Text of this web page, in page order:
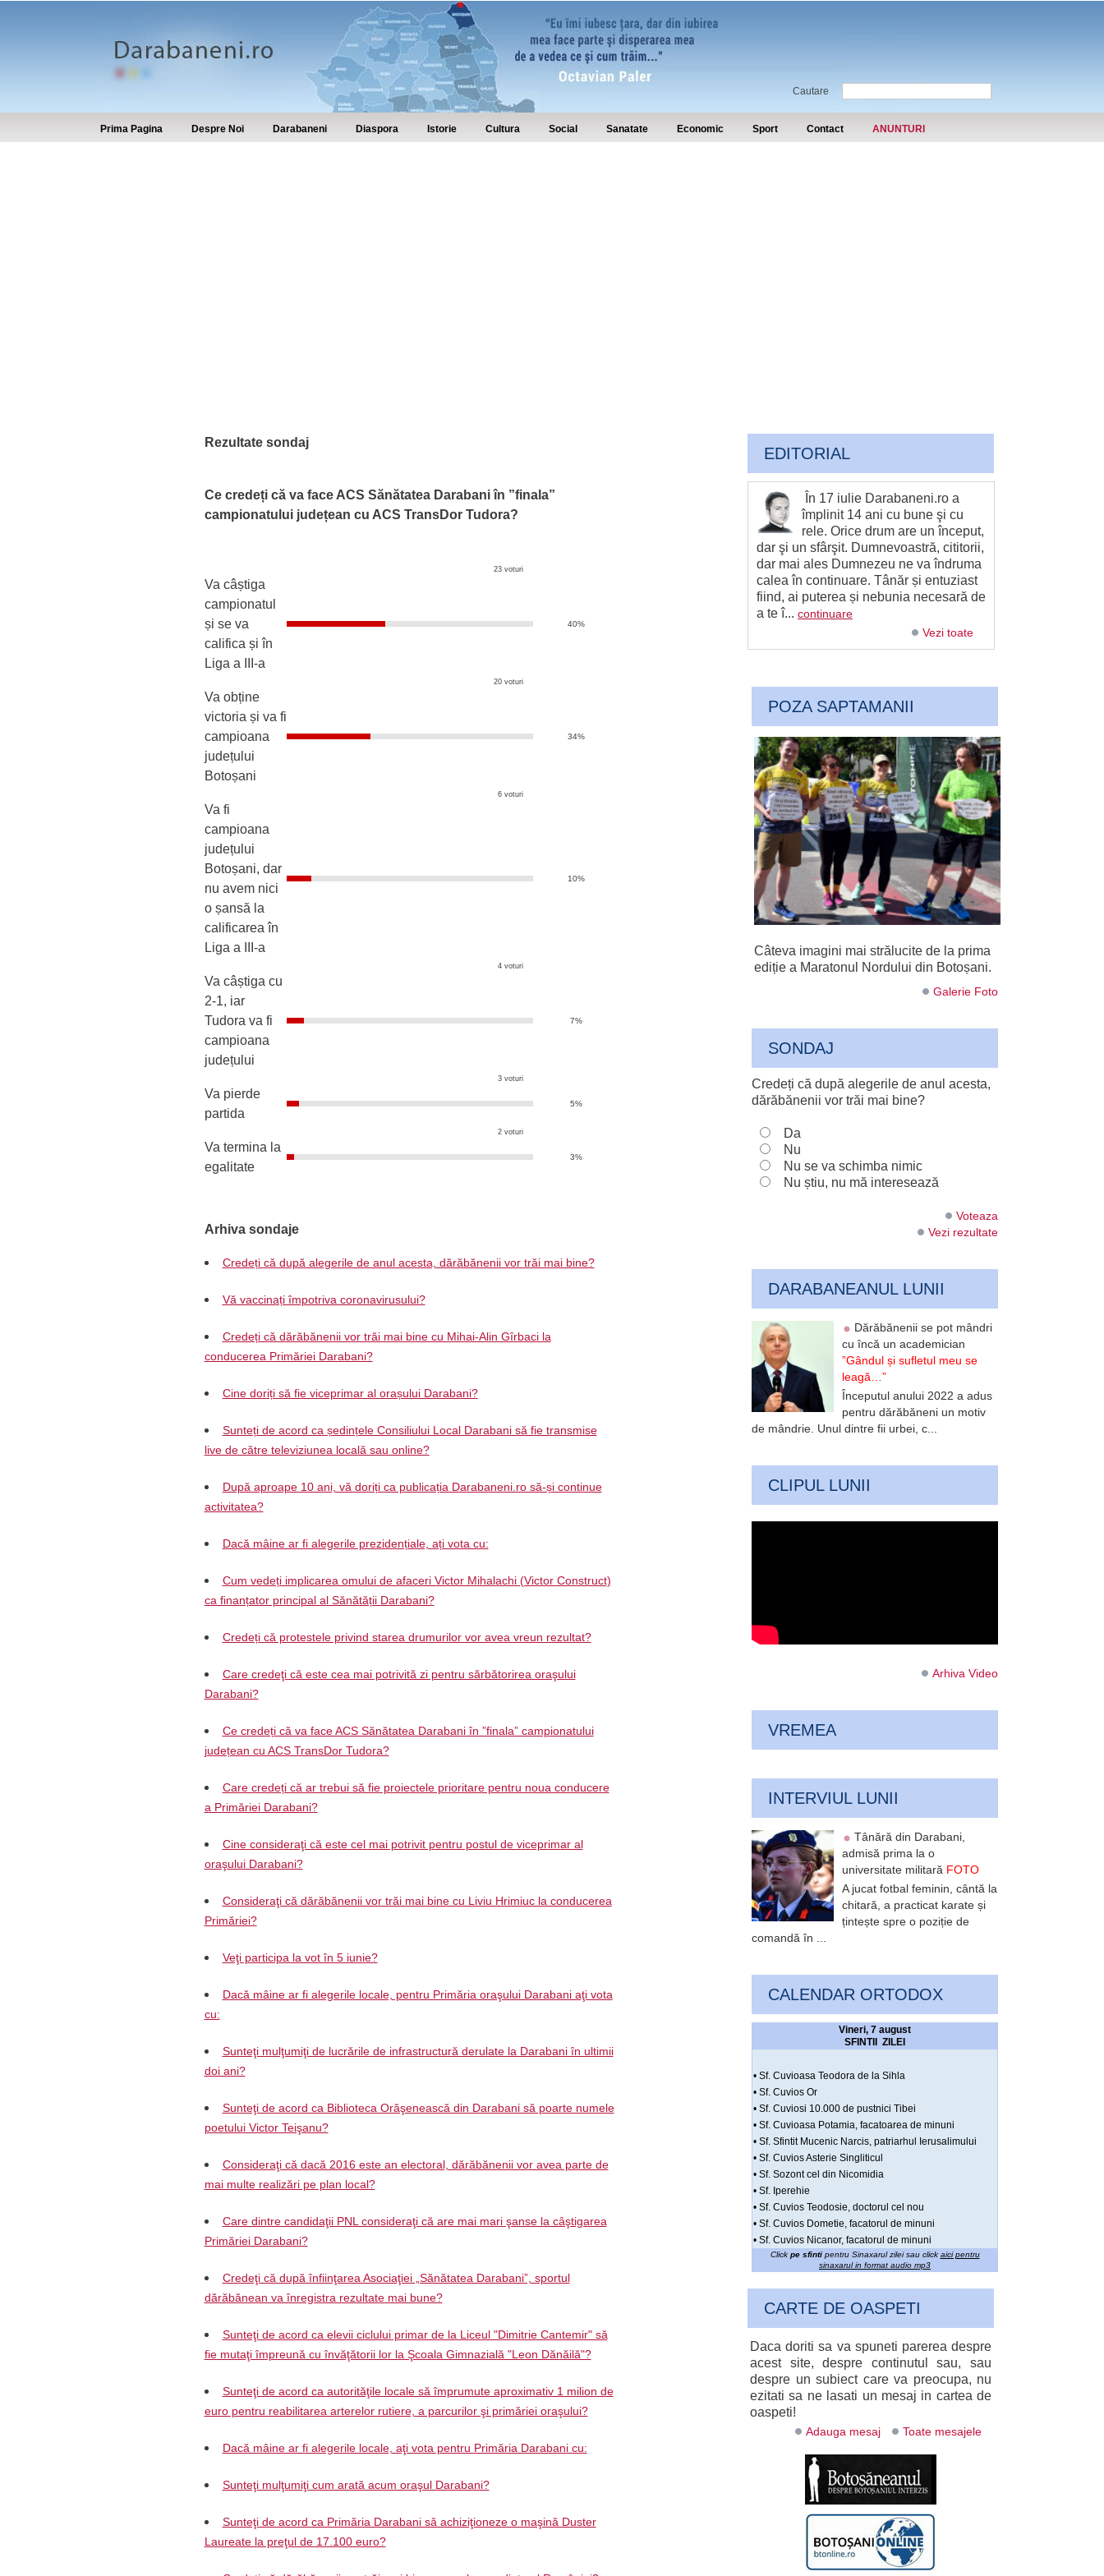
Cautare
Prima Pagina Despre Noi Darabaneni Diaspora Istorie Cultura Social Sanatate Economic Sport Contact ANUNTURI
Rezultate sondaj
Ce credeți că va face ACS Sănătatea Darabani în ”finala”
campionatului județean cu ACS TransDor Tudora?
23 voturi
Va câștiga
campionatul
și se va
califica și în
Liga a III-a
40%
20 voturi
Va obține
victoria și va fi
campioana
județului
Botoșani
34%
6 voturi
Va fi
campioana
județului
Botoșani, dar
nu avem nici
o șansă la
calificarea în
Liga a III-a
10%
4 voturi
Va câștiga cu
2-1, iar
Tudora va fi
campioana
județului
7%
3 voturi
Va pierde
partida
5%
2 voturi
Va termina la
egalitate
3%
Arhiva sondaje
Credeți că după alegerile de anul acesta, dărăbănenii vor trăi mai bine?
Vă vaccinați împotriva coronavirusului?
Credeți că dărăbănenii vor trăi mai bine cu Mihai-Alin Gîrbaci la
conducerea Primăriei Darabani?
Cine doriți să fie viceprimar al orașului Darabani?
Sunteți de acord ca ședințele Consiliului Local Darabani să fie transmise
live de către televiziunea locală sau online?
După aproape 10 ani, vă doriți ca publicația Darabaneni.ro să-și continue
activitatea?
Dacă mâine ar fi alegerile prezidențiale, ați vota cu:
Cum vedeți implicarea omului de afaceri Victor Mihalachi (Victor Construct)
ca finanțator principal al Sănătății Darabani?
Credeți că protestele privind starea drumurilor vor avea vreun rezultat?
Care credeţi că este cea mai potrivită zi pentru sărbătorirea oraşului
Darabani?
Ce credeți că va face ACS Sănătatea Darabani în ”finala” campionatului
județean cu ACS TransDor Tudora?
Care credeți că ar trebui să fie proiectele prioritare pentru noua conducere
a Primăriei Darabani?
Cine consideraţi că este cel mai potrivit pentru postul de viceprimar al
oraşului Darabani?
Consideraţi că dărăbănenii vor trăi mai bine cu Liviu Hrimiuc la conducerea
Primăriei?
Veţi participa la vot în 5 iunie?
Dacă mâine ar fi alegerile locale, pentru Primăria oraşului Darabani aţi vota
cu:
Sunteţi mulţumiţi de lucrările de infrastructură derulate la Darabani în ultimii
doi ani?
Sunteţi de acord ca Biblioteca Orăşenească din Darabani să poarte numele
poetului Victor Teişanu?
Consideraţi că dacă 2016 este an electoral, dărăbănenii vor avea parte de
mai multe realizări pe plan local?
Care dintre candidaţii PNL consideraţi că are mai mari şanse la câştigarea
Primăriei Darabani?
Credeţi că după înfiinţarea Asociaţiei „Sănătatea Darabani”, sportul
dărăbănean va înregistra rezultate mai bune?
Sunteţi de acord ca elevii ciclului primar de la Liceul "Dimitrie Cantemir" să
fie mutaţi împreună cu învăţătorii lor la Şcoala Gimnazială "Leon Dănăilă"?
Sunteţi de acord ca autorităţile locale să împrumute aproximativ 1 milion de
euro pentru reabilitarea arterelor rutiere, a parcurilor şi primăriei oraşului?
Dacă mâine ar fi alegerile locale, aţi vota pentru Primăria Darabani cu:
Sunteţi mulţumiţi cum arată acum oraşul Darabani?
Sunteţi de acord ca Primăria Darabani să achiziţioneze o maşină Duster
Laureate la preţul de 17.100 euro?
EDITORIAL
În 17 iulie Darabaneni.ro a
împlinit 14 ani cu bune şi cu
rele. Orice drum are un început,
dar şi un sfârşit. Dumnevoastră, cititorii,
dar mai ales Dumnezeu ne va îndruma
calea în continuare. Tânăr și entuziast
fiind, ai puterea și nebunia necesară de
a te î... continuare
Vezi toate
POZA SAPTAMANII
Câteva imagini mai strălucite de la prima
ediție a Maratonul Nordului din Botoșani.
Galerie Foto
SONDAJ
Credeți că după alegerile de anul acesta,
dărăbănenii vor trăi mai bine?
Da
Nu
Nu se va schimba nimic
Nu știu, nu mă interesează
Voteaza
Vezi rezultate
DARABANEANUL LUNII
Dărăbănenii se pot mândri
cu încă un academician
”Gândul și sufletul meu se
leagă…”
Începutul anului 2022 a adus
pentru dărăbăneni un motiv
de mândrie. Unul dintre fii urbei, c...
CLIPUL LUNII
Arhiva Video
VREMEA
INTERVIUL LUNII
Tânără din Darabani,
admisă prima la o
universitate militară FOTO
A jucat fotbal feminin, cântă la
chitară, a practicat karate și
țintește spre o poziție de
comandă în ...
CALENDAR ORTODOX
Vineri, 7 august
SFINTII ZILEI
• Sf. Cuvioasa Teodora de la Sihla
• Sf. Cuvios Or
• Sf. Cuviosi 10.000 de pustnici Tibei
• Sf. Cuvioasa Potamia, facatoarea de minuni
• Sf. Sfintit Mucenic Narcis, patriarhul Ierusalimului
• Sf. Cuvios Asterie Singliticul
• Sf. Sozont cel din Nicomidia
• Sf. Iperehie
• Sf. Cuvios Teodosie, doctorul cel nou
• Sf. Cuvios Dometie, facatorul de minuni
• Sf. Cuvios Nicanor, facatorul de minuni
Click pe sfintipentru Sinaxarul zilei sau click aici pentru
sinaxarul in format audio mp3
CARTE DE OASPETI
Daca doriti sa va spuneti parerea despre
acest site, despre continutul sau, sau
despre un subiect care va preocupa, nu
ezitati sa ne lasati un mesaj in cartea de
oaspeti!
Adauga mesaj Toate mesajele